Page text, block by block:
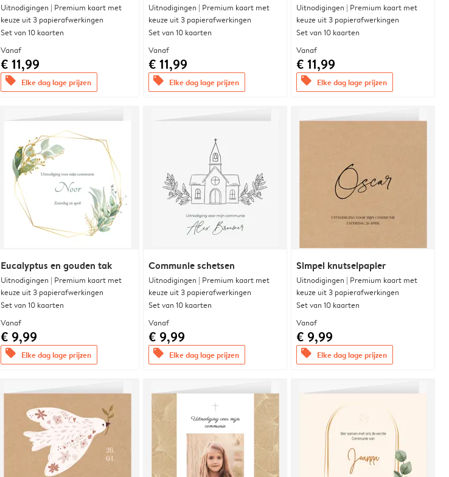
Uitnodigingen | Premium kaart met
keuze uit 3 papierafwerkingen
Set van 10 kaarten
Vanaf
€ 11,99
offers Elke dag lage prijzen
Uitnodigingen | Premium kaart met
keuze uit 3 papierafwerkingen
Set van 10 kaarten
Vanaf
€ 11,99
offers Elke dag lage prijzen
Uitnodigingen | Premium kaart met
keuze uit 3 papierafwerkingen
Set van 10 kaarten
Vanaf
€ 11,99
offers Elke dag lage prijzen
Eucalyptus en gouden tak
Uitnodigingen | Premium kaart met
keuze uit 3 papierafwerkingen
Set van 10 kaarten
Vanaf
€ 9,99
offers Elke dag lage prijzen
Communie schetsen
Uitnodigingen | Premium kaart met
keuze uit 3 papierafwerkingen
Set van 10 kaarten
Vanaf
€ 9,99
offers Elke dag lage prijzen
Simpel knutselpapier
Uitnodigingen | Premium kaart met
keuze uit 3 papierafwerkingen
Set van 10 kaarten
Vanaf
€ 9,99
offers Elke dag lage prijzen